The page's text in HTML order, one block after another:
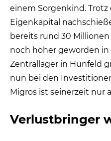
einem Sorgenkind.
Eigenkapital
bereits rund 30 Millionen
noch höher geworden
Zentrallager in Hünfeld
nun bei den
Migros ist seinerzeit nur
Verlustbringer